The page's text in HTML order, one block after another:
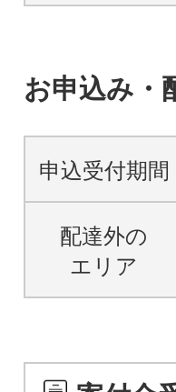
お申込み・
申込受付期間
配達外の
エリア